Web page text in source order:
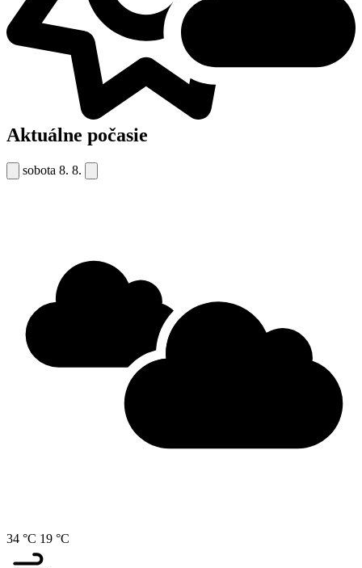
Aktuálne počasie
sobota 8. 8.
34 °C 19 °C